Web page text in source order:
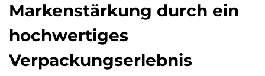
Markenstärkung durch ein
hochwertiges
Verpackungserlebnis